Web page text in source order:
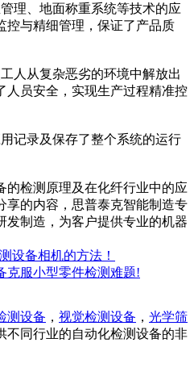
、地面称重系统等技术的应
控与精细管理，保证了产品质
从复杂恶劣的环境中解放出
人员安全，实现生产过程精准控
录及保存了整个系统的运行
检测原理及在化纤行业中的应
享的内容，思普泰克智能制造专
发制造，为客户提供专业的机器
设备相机的方法！
克服小型零件检测难题!
测设备 ， 视觉检测设备 ， 光学筛
不同行业的自动化检测设备的非